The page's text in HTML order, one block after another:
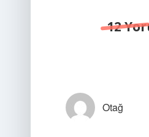
12
Otağ